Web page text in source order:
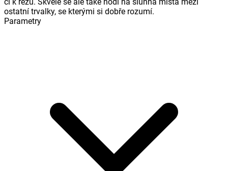
ostatní trvalky, se kterými si dobře rozumí.
Parametry